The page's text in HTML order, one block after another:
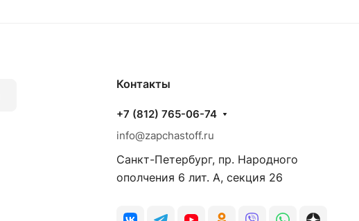
Контакты
+7 (812) 765-06-74
info@zapchastoff.ru
Санкт-Петербург, пр. Народного
ополчения 6 лит. А, секция 26